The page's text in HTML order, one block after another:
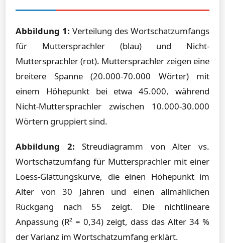
Abbildung 1: Verteilung des Wortschatzumfangs
für Muttersprachler (blau) und Nicht-
Muttersprachler (rot). Muttersprachler zeigen eine
breitere Spanne (20.000-70.000 Wörter) mit
einem Höhepunkt bei etwa 45.000, während
Nicht-Muttersprachler zwischen 10.000-30.000
Wörtern gruppiert sind.
Abbildung 2: Streudiagramm von Alter vs.
Wortschatzumfang für Muttersprachler mit einer
Loess-Glättungskurve, die einen Höhepunkt im
Alter von 30 Jahren und einen allmählichen
Rückgang nach 55 zeigt. Die nichtlineare
Anpassung (R² = 0,34) zeigt, dass das Alter 34 %
der Varianz im Wortschatzumfang erklärt.